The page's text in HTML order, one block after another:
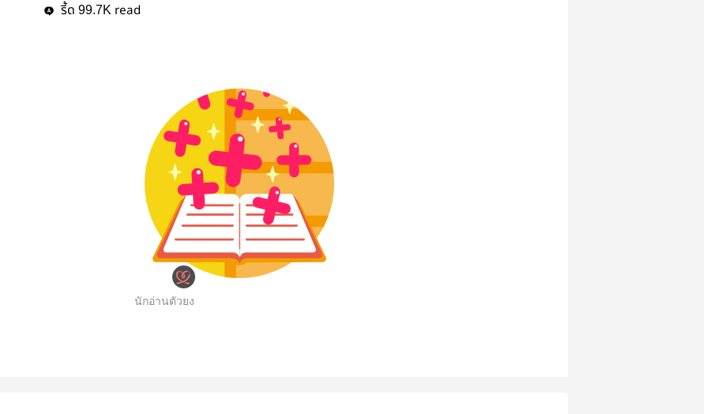
รี้ด 99.7K read
นักอ่านตัวยง